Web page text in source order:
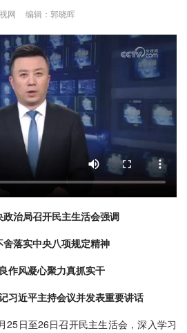
网 编辑：郭晓晖
政治局召开民主生活会强调
舍落实中央八项规定精神
作风凝心聚力真抓实干
习近平主持会议并发表重要讲话
25日至26日召开民主生活会，深入学习